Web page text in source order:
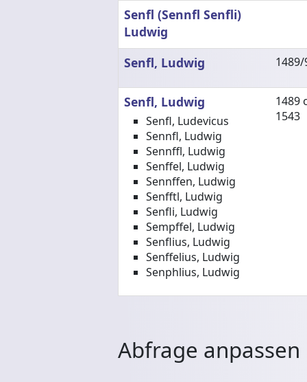
Senfl (Sennfl Senfli)
Ludwig
Senfl, Ludwig
1489/
Senfl, Ludwig
Senfl, Ludevicus
Sennfl, Ludwig
Sennffl, Ludwig
Senffel, Ludwig
Sennffen, Ludwig
Senfftl, Ludwig
Senfli, Ludwig
Sempffel, Ludwig
Senflius, Ludwig
Senffelius, Ludwig
Senphlius, Ludwig
1489
1543
Abfrage anpassen